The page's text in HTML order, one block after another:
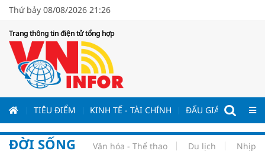
Thứ bảy 08/08/2026 21:26
Trang thông tin điện tử tổng hợp
TIÊU ĐIỂM KINH TẾ - TÀI CHÍNH ĐẤU GIÁ - ĐẤU
ĐỜI SỐNG Văn hóa - Thể thao Du lịch Nhịp